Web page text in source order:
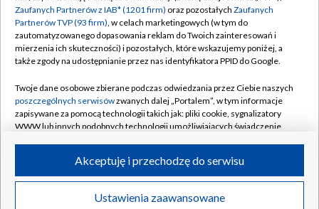
Emisja w TVP
Centrum informacji TVP
Naziemna Telewizja Cyfrowa
Rada Programowa
System NOS
Informacje o nadawcy
Program dla prasy
Polityka prywatności
Moje zgody
Pomoc
Kontakt
Kanały
©2026 Telewizja Polska S.A. w likwidacji
Zaufanych Partnerów z IAB* (1201 firm) oraz pozostałych Zaufanych
Partnerów TVP (93 firm), w celach marketingowych (w tym do
zautomatyzowanego dopasowania reklam do Twoich zainteresowań i
mierzenia ich skuteczności) i pozostałych, które wskazujemy poniżej, a
także zgody na udostępnianie przez nas identyfikatora PPID do Google.
Twoje dane osobowe zbierane podczas odwiedzania przez Ciebie naszych
poszczególnych serwisówzwanych dalej „Portalem”, w tym informacje
zapisywane za pomocą technologii takich jak: pliki cookie, sygnalizatory
WWW lub innych podobnych technologii umożliwiających świadczenie
ruchu w Internecie.
Twoje dane osobowe zbierane podczas odwiedzania przez Ciebie
poszczególnych serwisówna Portalu, takie jak adresy IP, identyfikatory
Ustawienia zaawansowane
Akceptuję i przechodzę do serwisu